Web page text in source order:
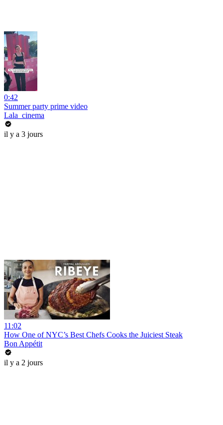
0:42
Summer party prime video
Lala_cinema
il y a 3 jours
11:02
How One of NYC’s Best Chefs Cooks the Juiciest Steak
Bon Appétit
il y a 2 jours